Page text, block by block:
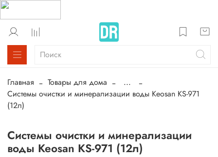
Главная Товары для дома
...
Системы очистки и минерализации воды Keosan KS-971
(12л)
Системы очистки и минерализации
воды Keosan KS-971 (12л)